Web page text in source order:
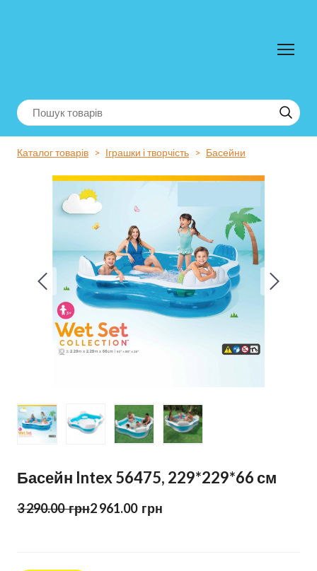
Каталог товарів Іграшки і творчість Басейни
Басейн Intex 56475, 229*229*66 см
3 290.00  грн2 961.00  грн